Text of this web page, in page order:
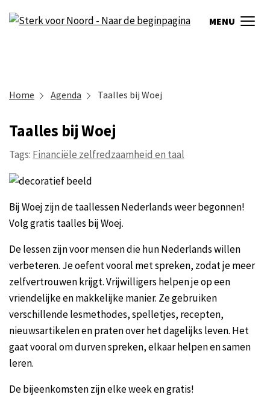
MENU
Home Agenda Taalles bij Woej
Taalles bij Woej
Tags: Financiële zelfredzaamheid en taal
Bij Woej zijn de taallessen Nederlands weer begonnen!
Volg gratis taalles bij Woej.
De lessen zijn voor mensen die hun Nederlands willen
verbeteren. Je oefent vooral met spreken, zodat je meer
zelfvertrouwen krijgt. Vrijwilligers helpen je op een
vriendelijke en makkelijke manier. Ze gebruiken
verschillende lesmethodes, spelletjes, recepten,
nieuwsartikelen en praten over het dagelijks leven. Het
gaat vooral om durven spreken, elkaar helpen en samen
leren.
De bijeenkomsten zijn elke week en gratis!